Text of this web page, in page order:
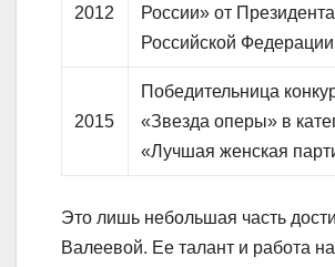
2012
России» от Президента
Российской Федерации
2015
Победительница
«Звезда оперы» в
«Лучшая женская
Это лишь небольшая часть
Валеевой. Ее талант и работа